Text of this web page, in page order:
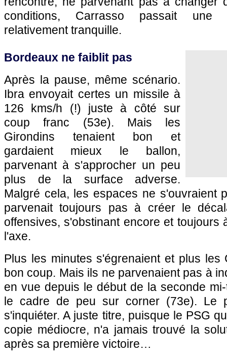
conditions, Carrasso passait une
relativement tranquille.
Bordeaux ne faiblit pas
Après la pause, même scénario.
Ibra envoyait certes un missile à
126 kms/h (!) juste à côté sur
coup franc (53e). Mais les
Girondins tenaient bon et
gardaient mieux le ballon,
parvenant à s'approcher un peu
plus de la surface adverse.
Malgré cela, les espaces ne s'ouvraient
parvenait toujours pas à créer le
offensives, s'obstinant encore et toujours
l'axe.
Plus les minutes s'égrenaient et plus les
bon coup. Mais ils ne parvenaient pas à
en vue depuis le début de la seconde
le cadre de peu sur corner (73e). Le
s'inquiéter. A juste titre, puisque le PSG
copie médiocre, n'a jamais trouvé la
après sa première victoire…